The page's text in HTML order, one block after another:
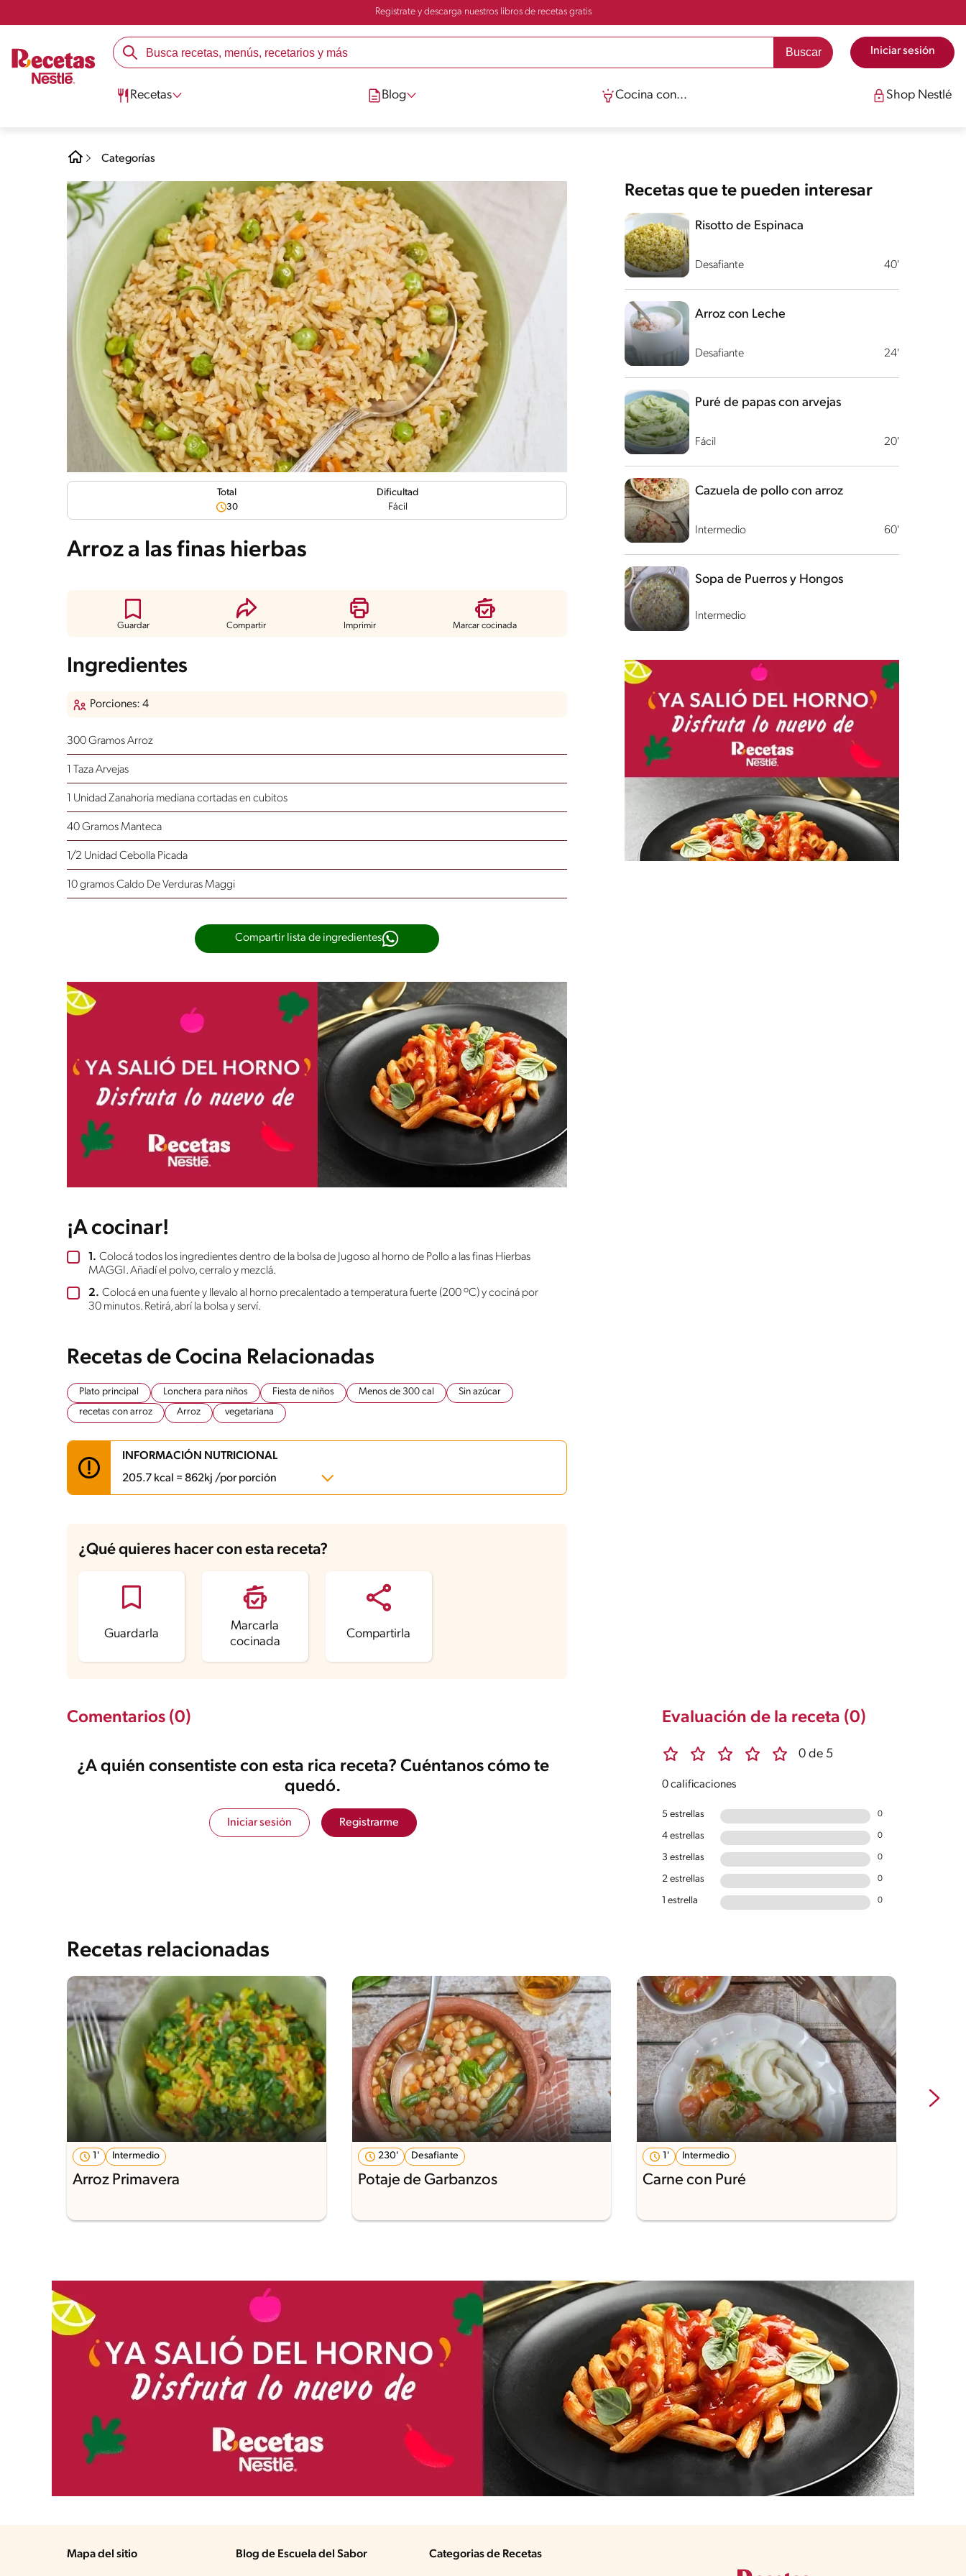
Registrate y descarga nuestros libros de recetas gratis
Iniciar sesión
Recetas Blog Cocina con... Shop Nestlé
Categorías
Total
30
Dificultad
Fácil
Arroz a las finas hierbas
Guardar Compartir Imprimir Marcar cocinada
Ingredientes
Porciones: 4
300 Gramos Arroz
1 Taza Arvejas
1 Unidad Zanahoria mediana cortadas en cubitos
40 Gramos Manteca
1/2 Unidad Cebolla Picada
10 gramos Caldo De Verduras Maggi
Compartir lista de ingredientes
¡A cocinar!
1. Colocá todos los ingredientes dentro de la bolsa de Jugoso al horno de Pollo a las finas Hierbas
MAGGI. Añadí el polvo, cerralo y mezclá.
2. Colocá en una fuente y llevalo al horno precalentado a temperatura fuerte (200 ºC) y cociná por
30 minutos. Retirá, abrí la bolsa y serví.
Recetas de Cocina Relacionadas
Plato principal Lonchera para niños Fiesta de niños Menos de 300 cal
Sin azúcar
recetas con arroz
Arroz vegetariana
INFORMACIÓN NUTRICIONAL
205.7 kcal = 862kj /por porción
Energía
205.7 kcal
Grasas 8.2 g
Sodio
¿Qué quieres hacer con esta receta?
Guardarla
Marcarla
cocinada
Compartirla
Recetas que te pueden interesar
Desafiante 40'
Risotto de Espinaca
Desafiante 24'
Arroz con Leche
Fácil 20'
Puré de papas con arvejas
Intermedio 60'
Cazuela de pollo con arroz
Intermedio
Sopa de Puerros y Hongos
Evaluación de la receta (0)
0 de 5
0 calificaciones
5 estrellas 0
4 estrellas 0
3 estrellas 0
2 estrellas 0
1 estrella 0
Comentarios (0)
¿A quién consentiste con esta rica receta? Cuéntanos cómo te
quedó.
Iniciar sesión Registrarme
Recetas relacionadas
1' Intermedio
Arroz Primavera
230' Desafiante
Potaje de Garbanzos
1' Intermedio
Carne con Puré
Mapa del sitio Blog de Escuela del Sabor Categorias de Recetas